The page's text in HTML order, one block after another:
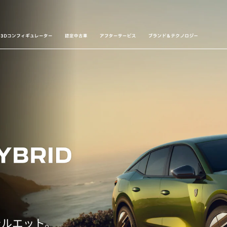
3Dコンフィギュレーター 認定中古車 アフターサービス ブランド＆テクノロジー